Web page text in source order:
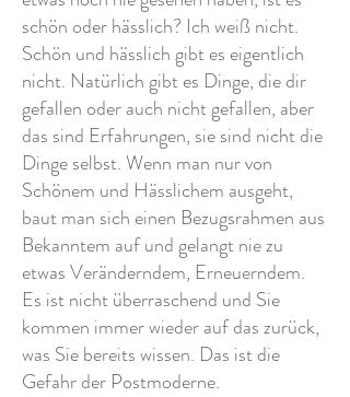
schön oder hässlich? Ich weiß nicht.
Schön und hässlich gibt es eigentlich
nicht. Natürlich gibt es Dinge, die dir
gefallen oder auch nicht gefallen, aber
das sind Erfahrungen, sie sind nicht die
Dinge selbst. Wenn man nur von
Schönem und Hässlichem ausgeht,
baut man sich einen Bezugsrahmen aus
Bekanntem auf und gelangt nie zu
etwas Veränderndem, Erneuerndem.
Es ist nicht überraschend und Sie
kommen immer wieder auf das zurück,
was Sie bereits wissen. Das ist die
Gefahr der Postmoderne.